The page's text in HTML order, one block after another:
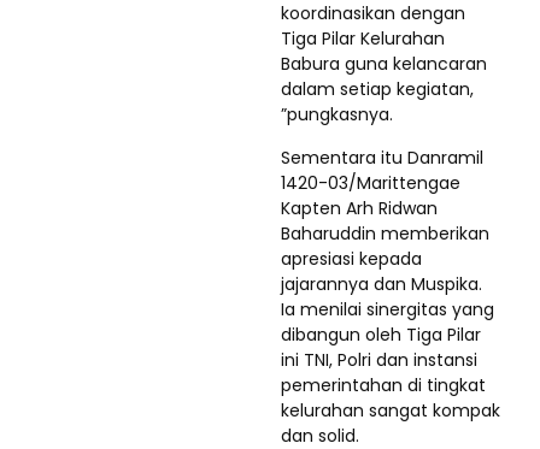
koordinasikan dengan
Tiga Pilar Kelurahan
Babura guna kelancaran
dalam setiap kegiatan,
”pungkasnya.
Sementara itu Danramil
1420-03/Marittengae
Kapten Arh Ridwan
Baharuddin memberikan
apresiasi kepada
jajarannya dan Muspika.
Ia menilai sinergitas yang
dibangun oleh Tiga Pilar
ini TNI, Polri dan instansi
pemerintahan di tingkat
kelurahan sangat kompak
dan solid.